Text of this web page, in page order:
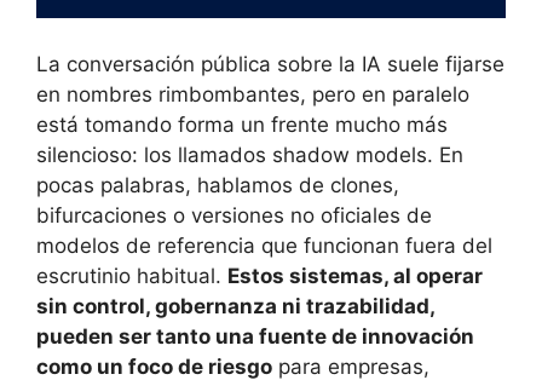
La conversación pública sobre la IA suele fijarse
en nombres rimbombantes, pero en paralelo
está tomando forma un frente mucho más
silencioso: los llamados shadow models. En
pocas palabras, hablamos de clones,
bifurcaciones o versiones no oficiales de
modelos de referencia que funcionan fuera del
escrutinio habitual. Estos sistemas, al operar
sin control, gobernanza ni trazabilidad,
pueden ser tanto una fuente de innovación
como un foco de riesgo para empresas,